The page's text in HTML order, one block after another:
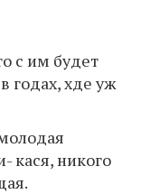
с им будет
годах, хде уж
кася, никого